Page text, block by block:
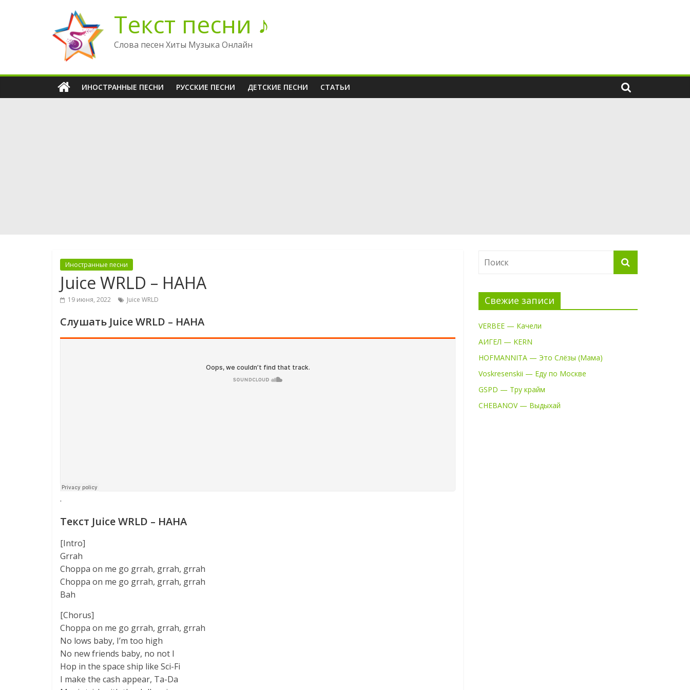
содержимому
Текст песни ♪
Слова песен Хиты Музыка Онлайн
ИНОСТРАННЫЕ ПЕСНИ РУССКИЕ ПЕСНИ ДЕТСКИЕ ПЕСНИ СТАТЬИ
Иностранные песни
Juice WRLD – HAHA
19 июня, 2022 Juice WRLD
Слушать Juice WRLD – HAHA
·
Текст Juice WRLD – HAHA
[Intro]
Grrah
Choppa on me go grrah, grrah, grrah
Choppa on me go grrah, grrah, grrah
Bah
[Chorus]
Choppa on me go grrah, grrah, grrah
No lows baby, I’m too high
No new friends baby, no not I
Hop in the space ship like Sci-Fi
I make the cash appear, Ta-Da
Свежие записи
VERBEE — Качели
АИГЕЛ — KERN
HOFMANNITA — Это Слёзы (Мама)
Voskresenskii — Еду по Москве
GSPD — Тру крайм
CHEBANOV — Выдыхай